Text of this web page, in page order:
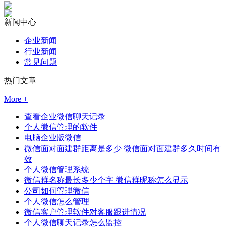
新闻中心
企业新闻
行业新闻
常见问题
热门文章
More +
查看企业微信聊天记录
个人微信管理的软件
电脑企业版微信
微信面对面建群距离是多少 微信面对面建群多久时间有
效
个人微信管理系统
微信群名称最长多少个字 微信群昵称怎么显示
公司如何管理微信
个人微信怎么管理
微信客户管理软件对客服跟进情况
个人微信聊天记录怎么监控